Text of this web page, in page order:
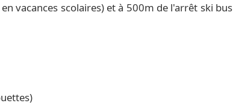
vacances scolaires) et à 500m de l'arrêt ski bus